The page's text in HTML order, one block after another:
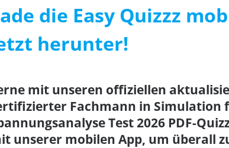
die Easy Quizzz
herunter!
mit unseren offiziellen
Fachmann in Simulation
Test 2026 PDF-
unserer mobilen App, um überall